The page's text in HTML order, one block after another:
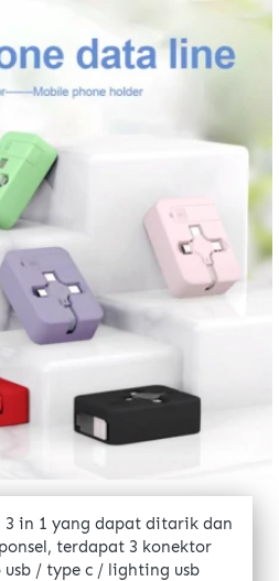
3 in 1 yang dapat ditarik dan
terdapat 3 konektor
/ type c / lighting usb